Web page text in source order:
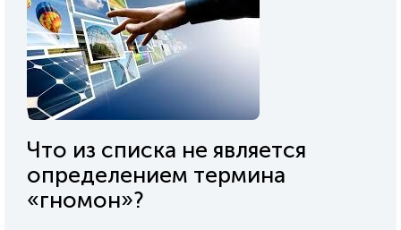
Что из списка не является
определением термина
«гномон»?